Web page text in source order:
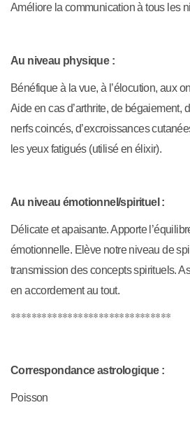
Améliore la communication à tous les
Au niveau physique :
Bénéfique à la vue, à l’élocution, aux
Aide en cas d’arthrite, de bégaiement,
nerfs coincés, d’excroissances
les yeux fatigués (utilisé en élixir).
Au niveau émotionnel/spirituel :
Délicate et apaisante. Apporte
émotionnelle. Elève notre niveau de
transmission des concepts spirituels.
en accordement au tout.
*******************************
Correspondance astrologique :
Poisson